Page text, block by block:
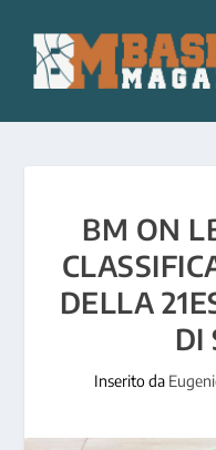
BM ON
DELLA
DI
Inserito da